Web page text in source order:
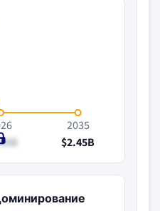
2035
$2.45B